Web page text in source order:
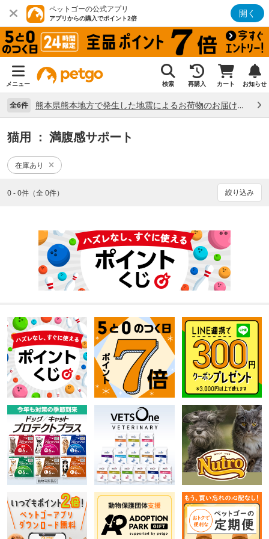
ペットゴーの公式アプリ
アプリからの購入でポイント2倍 開く
メニュー 検索 再購入 カート お知らせ
全6件 熊本県熊本地方で発生した地震によるお荷物のお届け状況について （7/28）
猫用 ： 満腹感サポート
在庫あり
0 - 0件（全 0件） 絞り込み